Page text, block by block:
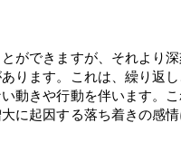
ができますが、それより
ります。これは、繰り返し
動きや行動を伴います。
に起因する落ち着きの感